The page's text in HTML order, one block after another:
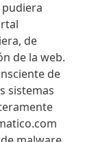
pudiera
de
de la web.
de
sistemas